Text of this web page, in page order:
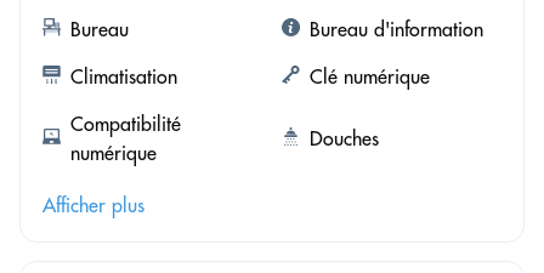
Bureau
Bureau d'information
Climatisation
Clé numérique
Compatibilité
numérique
Douches
Afficher plus